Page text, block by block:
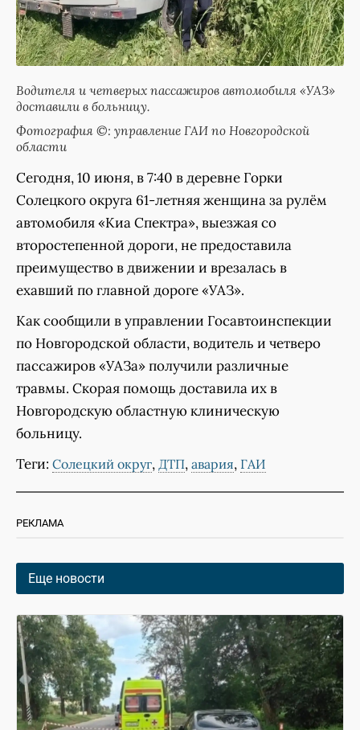
Водителя и четверых пассажиров автомобиля «УАЗ»
доставили в больницу.
Фотография ©: управление ГАИ по Новгородской
области
Сегодня, 10 июня, в 7:40 в деревне Горки
Солецкого округа 61-летняя женщина за рулём
автомобиля «Киа Спектра», выезжая со
второстепенной дороги, не предоставила
преимущество в движении и врезалась в
ехавший по главной дороге «УАЗ».
Как сообщили в управлении Госавтоинспекции
по Новгородской области, водитель и четверо
пассажиров «УАЗа» получили различные
травмы. Скорая помощь доставила их в
Новгородскую областную клиническую
больницу.
Теги: Солецкий округ, ДТП, авария, ГАИ
РЕКЛАМА
Еще новости